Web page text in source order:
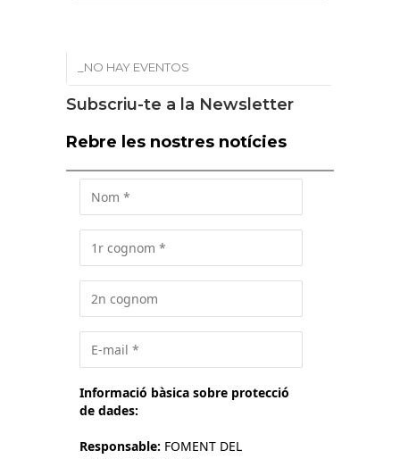
_NO HAY EVENTOS
Subscriu-te a la Newsletter
Rebre les nostres notícies
Informació bàsica sobre protecció
de dades:
Responsable: FOMENT DEL